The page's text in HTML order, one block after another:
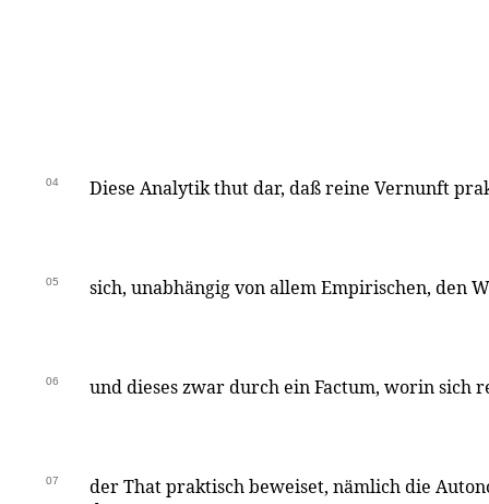
04 Diese Analytik thut dar, daß reine Vernunft
05 sich, unabhängig von allem Empirischen, den
06 und dieses zwar durch ein Factum, worin sich
07
der That praktisch beweiset, nämlich die